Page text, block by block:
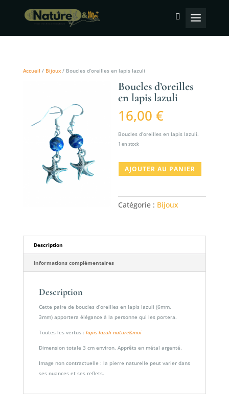
Accueil / Bijoux/ Boucles d’oreilles en lapis lazuli
Boucles d’oreilles
en lapis lazuli
16,00€
Boucles d’oreilles en lapis lazuli.
1 en stock
quantité
de
d'oreilles
en
AJOUTER AU PANIER
Catégorie : Bijoux
Description
Informations complémentaires
Description
Cette paire de boucles d’oreilles en lapis lazuli (6mm,
3mm) apportera élégance à la personne qui les portera.
Toutes les vertus : lapis lazuli nature&moi
Dimension totale 3 cm environ. Apprêts en métal argenté.
Image non contractuelle : la pierre naturelle peut varier dans
ses nuances et ses reflets.